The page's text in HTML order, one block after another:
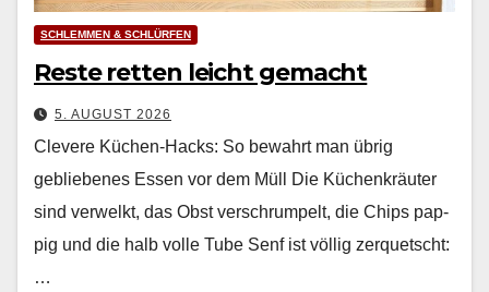
SCHLEMMEN & SCHLÜRFEN
Reste retten leicht gemacht
5. AUGUST 2026
Clevere Küchen-Hacks: So bewahrt man übrig
gebliebenes Essen vor dem Müll Die Küchenkräuter
sind ver­welkt, das Obst ver­schrumpelt, die Chips pap­
pig und die halb volle Tube Senf ist völ­lig zer­quetscht:
…